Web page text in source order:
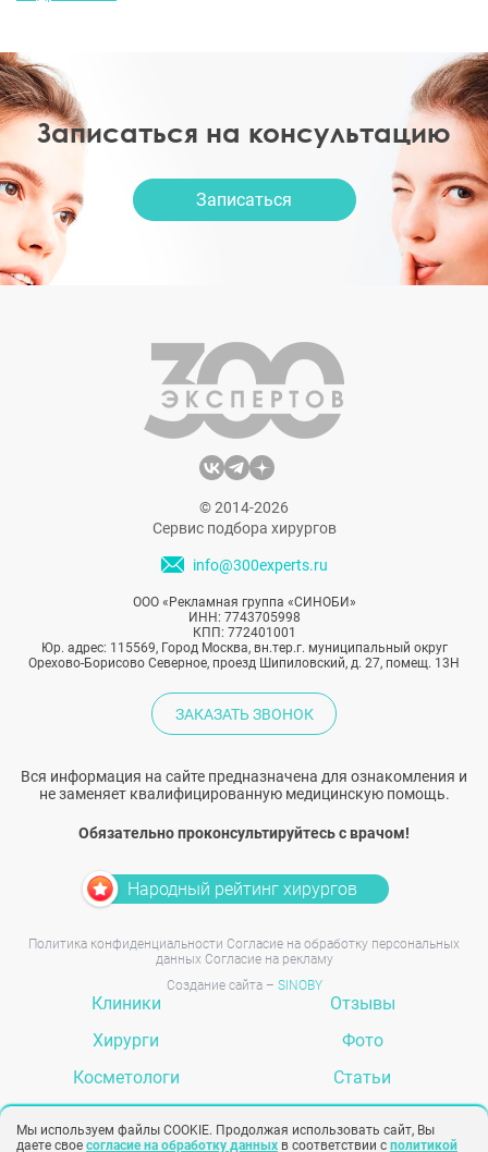
Записаться на консультацию
Записаться
© 2014-2026
Сервис подбора хирургов
info@300experts.ru
ООО «Рекламная группа «СИНОБИ»
ИНН: 7743705998
КПП: 772401001
Юр. адрес: 115569, Город Москва, вн.тер.г. муниципальный округ
Орехово-Борисово Северное, проезд Шипиловский, д. 27, помещ. 13Н
ЗАКАЗАТЬ ЗВОНОК
Вся информация на сайте предназначена для ознакомления и
не заменяет квалифицированную медицинскую помощь.
Обязательно проконсультируйтесь с врачом!
Народный рейтинг хирургов
Политика конфиденциальности Согласие на обработку персональных
данных Согласие на рекламу
Создание сайта – SINOBY
Клиники
Хирурги
Косметологи
Отзывы
Фото
Статьи
Мы используем файлы COOKIE. Продолжая использовать сайт, Вы
даете свое согласие на обработку данных в соответствии с политикой